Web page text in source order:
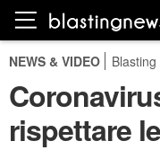
NEWS & VIDEO
rispettare